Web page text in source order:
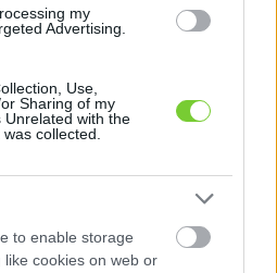
my
Advertising.
Use,
Sharing of my
Unrelated with the
collected.
to enable storage
cookies on web or
REGISZTRÁCIÓ
x Mexicali